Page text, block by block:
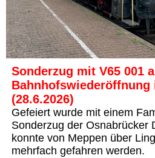
Sonderzug mit V65 001
Bahnhofswiederöffnung
(28.6.2026)
Gefeiert wurde mit einem
Sonderzug der Osnabrücker
konnte von Meppen über
mehrfach gefahren werden.